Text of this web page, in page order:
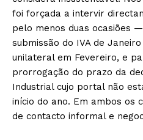
foi forçada a intervir
pelo menos duas ocasiões
submissão do IVA de
unilateral em Fevereiro, e
prorrogação do prazo da
Industrial cujo portal não
início do ano. Em ambos os
de contacto informal e